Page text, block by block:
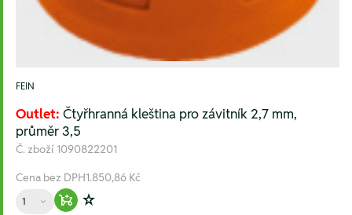
FEIN
Outlet: Čtyřhranná kleština pro závitník 2,7 mm,
průměr 3,5
Č. zboží 1090822201
Cena bez DPH1.850,86 Kč
Množství
Warenkorb hinzufügen
Zur Wunschliste hinzufügen